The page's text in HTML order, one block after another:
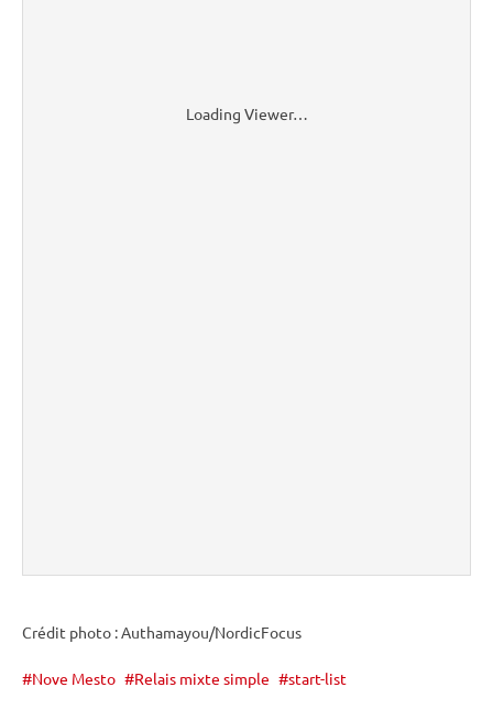
Loading Viewer…
Crédit photo : Authamayou/NordicFocus
Nove Mesto Relais mixte simple start-list